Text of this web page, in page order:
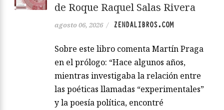
de Roque Raquel Salas Rivera
agosto 06, 2026 / ZENDALIBROS.COM
Sobre este libro comenta Martín Praga
en el prólogo: “Hace algunos años,
mientras investigaba la relación entre
las poéticas llamadas “experimentales”
y la poesía política, encontré